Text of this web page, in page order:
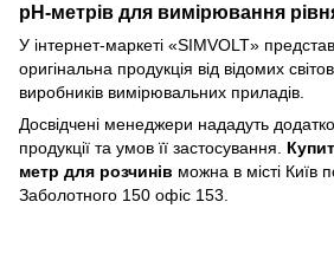
рН-метрів для вимірювання
У інтернет-маркеті «SIMVOLT»
оригінальна продукція від відомих
виробників вимірювальних приладів.
Досвідчені менеджери нададуть
продукції та умов її застосування.
метр для розчинів можна в місті Київ
Заболотного 150 офіс 153.